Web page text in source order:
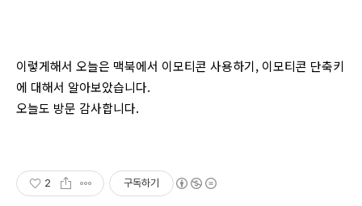
이렇게해서 오늘은 맥북에서 이모티콘 사용하기, 이모티콘 단축키
에 대해서 알아보았습니다.
오늘도 방문 감사합니다.
2 구독하기